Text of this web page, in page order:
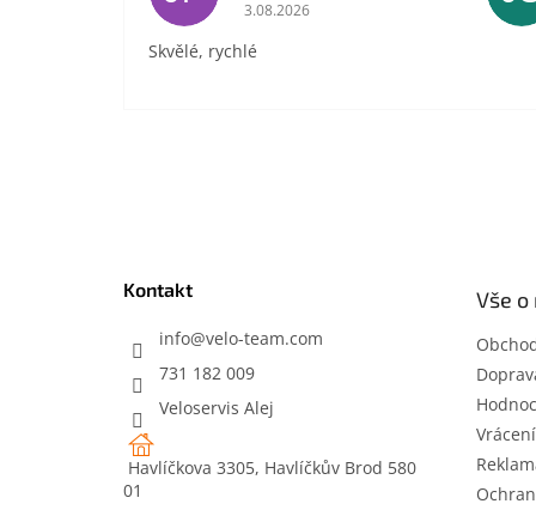
3.08.2026
Skvělé, rychlé
Kontakt
info@velo-team.com
731 182 009
Veloservis Alej
Havlíčkova 3305, Havlíčkův Brod 580
01
Vše o